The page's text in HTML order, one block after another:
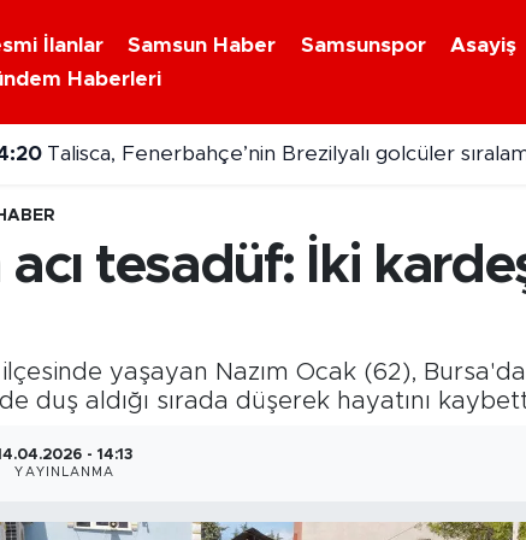
İlanlar Samsun Haber Samsunspor Asayiş
Haberleri
Talisca, Fenerbahçe’nin Brezilyalı golcüler
acı tesadüf: İki
yaşayan Nazım Ocak (62),
duş aldığı sırada düşerek hayatını
- 14:13
YAYINLANMA